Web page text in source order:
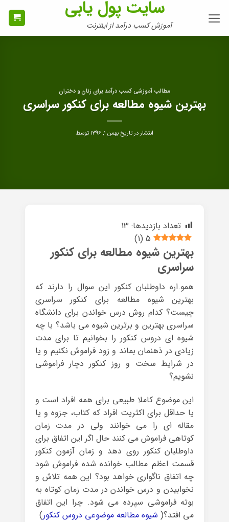
سایت پول یابی
آموزش کسب درآمد از اینترنت
مطالب آموزشی کسب درآمد برای زنان و دختران
بهترین شیوه مطالعه برای کنکور سراسری
انتشار در تاریخبهمن ۱, ۱۳۹۶ توسط
تعداد بازدیدها: 13
5
(
1
)
بهترین شیوه مطالعه برای کنکور
سراسری
همو.اره داوطلبان کنکور این سوال را دارند که
بهترین شیوه مطالعه برای کنکور سراسری
چیست؟ کدام روش درس خواندن برای دانشگاه
سراسری بهترین و برترین شیوه می باشد؟ با چه
شیوه ای دروس کنکور را بخوانیم تا برای مدت
زیادی در ذهنمان بماند و زود فراموش نکنیم و یا
در شرایط سخت و روز کنکور دچار فراموشی
نشویم؟
این موضوع کاملا طبیعی برای همه افراد است و
یا حداقل برای اکثریت افراد که کتاب، جزوه و یا
مقاله ای را می خوانند ولی در مدت زمان
کوتاهی فراموش می کنند حال اگر این اتفاق برای
داوطلبان کنکور روی دهد و زمان آزمون کنکور
قسمت اعظم مطالب خوانده شده فراموش شود
چه اتفاق ناگواری خواهد بود؟ این همه تلاش و
نخوابیدن و درس خواندن در مدت زمان کوتاه به
بوته فراموشی سپرده می شود. چرا این اتفاق
می افتد؟( شیوه مطالعه موضوعی دروس کنکور)